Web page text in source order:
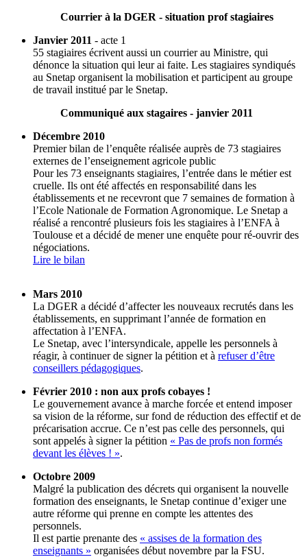
Courrier à la DGER - situation prof stagiaires
Janvier 2011 - acte 1
55 stagiaires écrivent aussi un courrier au Ministre, qui
dénonce la situation qui leur ai faite. Les stagiaires syndiqués
au Snetap organisent la mobilisation et participent au groupe
de travail institué par le Snetap.
Communiqué aux stagaires - janvier 2011
Décembre 2010
Premier bilan de l’enquête réalisée auprès de 73 stagiaires
externes de l’enseignement agricole public
Pour les 73 enseignants stagiaires, l’entrée dans le métier est
cruelle. Ils ont été affectés en responsabilité dans les
établissements et ne recevront que 7 semaines de formation à
l’Ecole Nationale de Formation Agronomique. Le Snetap a
réalisé a rencontré plusieurs fois les stagiaires à l’ENFA à
Toulouse et a décidé de mener une enquête pour ré-ouvrir des
négociations.
Lire le bilan
Mars 2010
La DGER a décidé d’affecter les nouveaux recrutés dans les
établissements, en supprimant l’année de formation en
affectation à l’ENFA.
Le Snetap, avec l’intersyndicale, appelle les personnels à
réagir, à continuer de signer la pétition et à refuser d’être
conseillers pédagogiques.
Février 2010 : non aux profs cobayes !
Le gouvernement avance à marche forcée et entend imposer
sa vision de la réforme, sur fond de réduction des effectif et de
précarisation accrue. Ce n’est pas celle des personnels, qui
sont appelés à signer la pétition « Pas de profs non formés
devant les élèves ! ».
Octobre 2009
Malgré la publication des décrets qui organisent la nouvelle
formation des enseignants, le Snetap continue d’exiger une
autre réforme qui prenne en compte les attentes des
personnels.
Il est partie prenante des « assises de la formation des
enseignants » organisées début novembre par la FSU.